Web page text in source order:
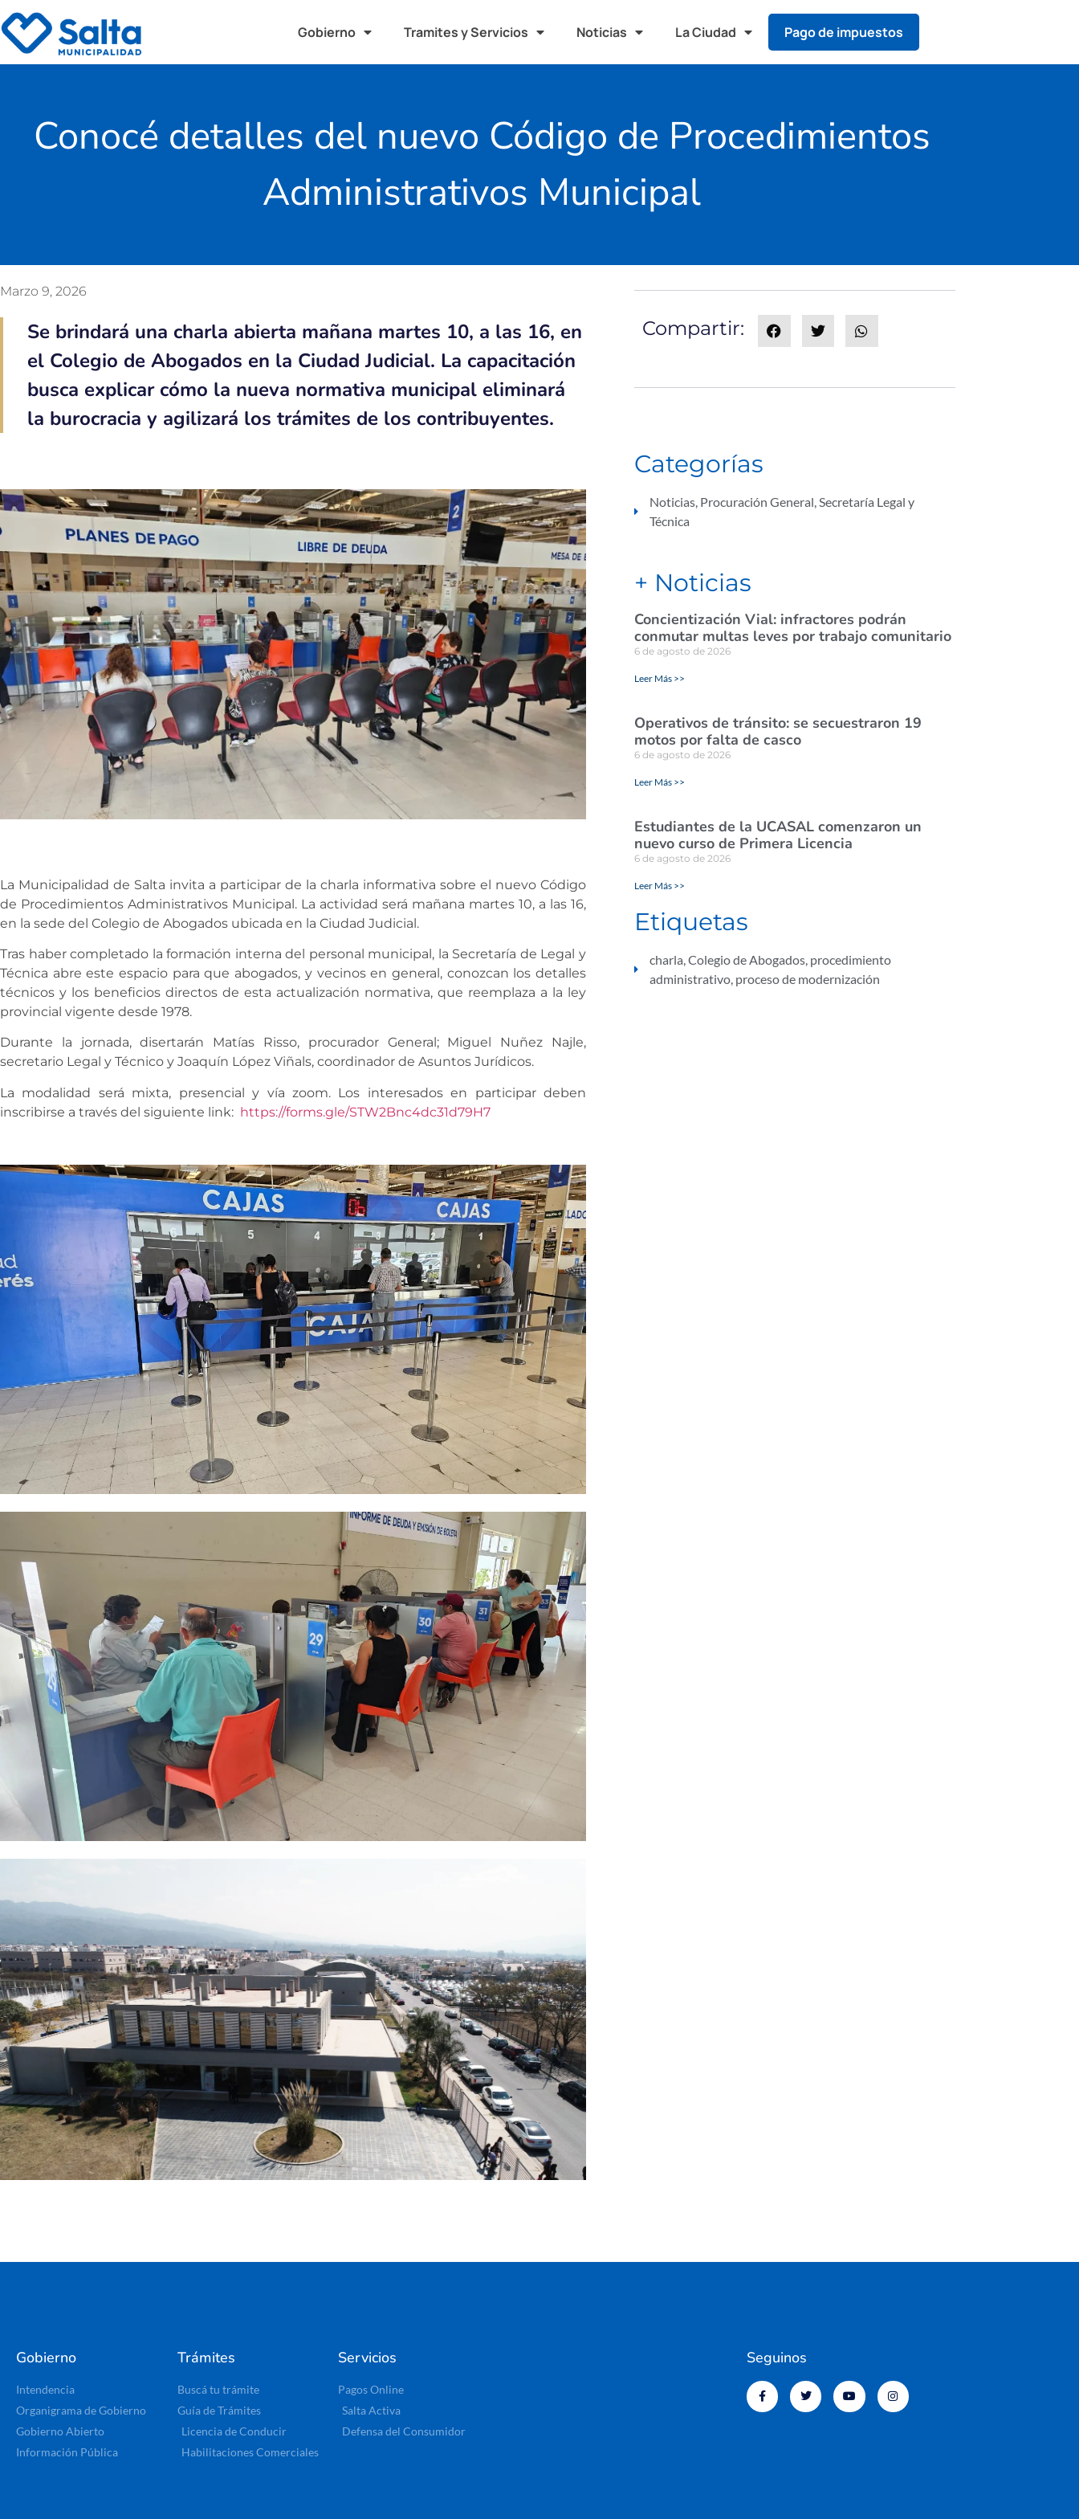
Gobierno Tramites y Servicios Noticias La Ciudad Pago de impuestos
Conocé detalles del nuevo Código de Procedimientos
Administrativos Municipal
Marzo 9, 2026
Se brindará una charla abierta mañana martes 10, a las 16, en
el Colegio de Abogados en la Ciudad Judicial. La capacitación
busca explicar cómo la nueva normativa municipal eliminará
la burocracia y agilizará los trámites de los contribuyentes.
La Municipalidad de Salta invita a participar de la charla informativa sobre el nuevo Código
de Procedimientos Administrativos Municipal. La actividad será mañana martes 10, a las 16,
en la sede del Colegio de Abogados ubicada en la Ciudad Judicial.
Tras haber completado la formación interna del personal municipal, la Secretaría de Legal y
Técnica abre este espacio para que abogados, y vecinos en general, conozcan los detalles
técnicos y los beneficios directos de esta actualización normativa, que reemplaza a la ley
provincial vigente desde 1978.
Durante la jornada, disertarán Matías Risso, procurador General; Miguel Nuñez Najle,
secretario Legal y Técnico y Joaquín López Viñals, coordinador de Asuntos Jurídicos.
La modalidad será mixta, presencial y vía zoom. Los interesados en participar deben
inscribirse a través del siguiente link: https://forms.gle/STW2Bnc4dc31d79H7
Compartir:
Categorías
Noticias, Procuración General,Secretaría Legal y
Técnica
+ Noticias
Concientización Vial: infractores podrán
conmutar multas leves por trabajo comunitario
6 de agosto de 2026
Leer Más >>
Operativos de tránsito: se secuestraron 19
motos por falta de casco
6 de agosto de 2026
Leer Más >>
Estudiantes de la UCASAL comenzaron un
nuevo curso de Primera Licencia
6 de agosto de 2026
Leer Más >>
Etiquetas
charla,Colegio de Abogados, procedimiento
administrativo, proceso de modernización
Gobierno
Intendencia
Organigrama de Gobierno
Gobierno Abierto
Información Pública
Trámites
Buscá tu trámite
Guía de Trámites
Licencia de Conducir
Habilitaciones Comerciales
Servicios
Pagos Online
Salta Activa
Defensa del Consumidor
Seguinos